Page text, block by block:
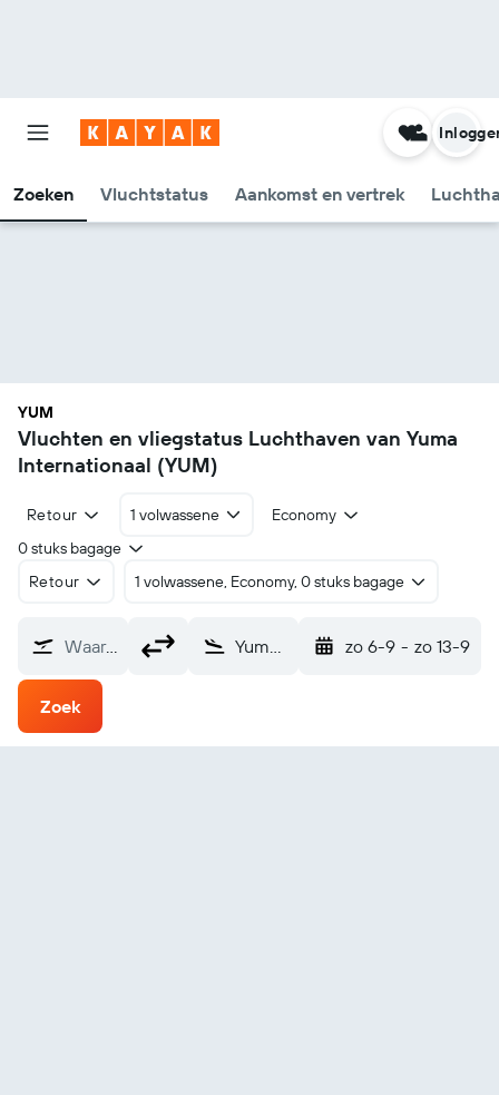
Zoeken Vluchtstatus Aankomst en vertrek
YUM
Vluchten en vliegstatus Luchthaven van Yuma
Internationaal (YUM)
Retour 1 volwassene
Economy
0 stuks bagage
Retour
1 volwassene, Economy, 0 stuks bagage
Waarvandaan? Yuma Internationaal (YUM) zo 6-9 - zo 13-9
Zoek